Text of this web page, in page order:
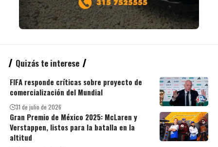
Quizás te interese
FIFA responde críticas sobre proyecto de
comercialización del Mundial
31 de julio de 2026
Gran Premio de México 2025: McLaren y
Verstappen, listos para la batalla en la
altitud